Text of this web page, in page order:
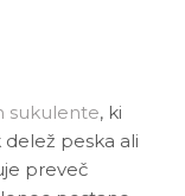
sukulente, ki
peska ali
preveč